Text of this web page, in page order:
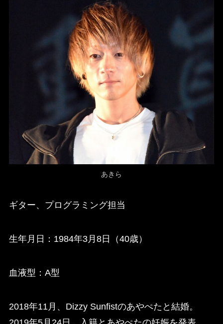
あきら
ギター、プログラミング担当
生年月日：1984年3月8日（40歳）
血液型：A型
2018年11月、Dizzy Sunfistのあやぺたと結婚。